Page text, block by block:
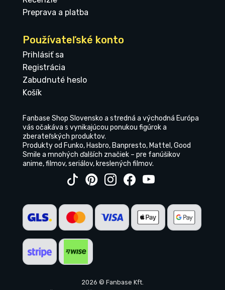
Preprava a platba
Používateľské konto
Prihlásiť sa
Registrácia
Zabudnuté heslo
Košík
Fanbase Shop Slovensko a stredná a východná Európa
vás očakáva s vynikajúcou ponukou figúrok a
zberateľských produktov.
Produkty od Funko, Hasbro, Banpresto, Mattel, Good
Smile a mnohých ďalších značiek – pre fanúšikov
anime, filmov, seriálov, kreslených filmov.
2026 © Fanbase Kft.